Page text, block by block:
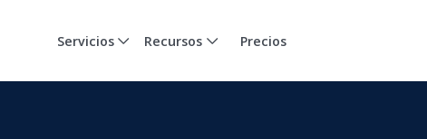
Servicios Recursos Precios